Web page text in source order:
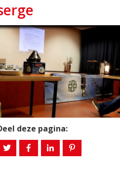
deze pagina: